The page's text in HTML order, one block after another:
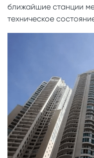
ближайшие станции
техническое